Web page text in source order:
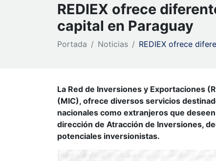
REDIEX ofrece
capital en Paraguay
Portada Noticias REDIEX ofrece
La Red de Inversiones y Exportaciones
(MIC), ofrece diversos servicios
nacionales como extranjeros que
dirección de Atracción de Inversiones,
potenciales inversionistas.